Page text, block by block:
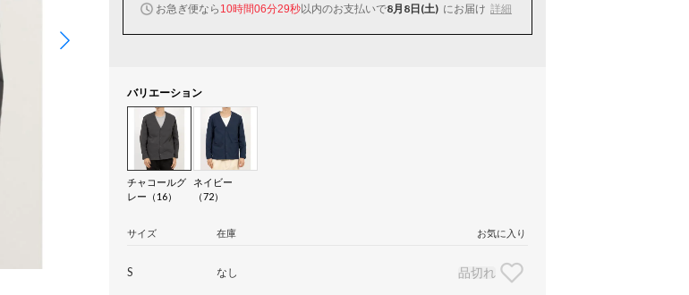
お急ぎ便なら 10時間06分28秒以内のお支払いで8月8日(土) にお届け 詳細
バリエーション
チャコールグ
レー（16）
ネイビー
（72）
サイズ 在庫 お気に入り
S なし 品切れ